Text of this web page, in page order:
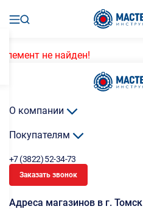
Элемент не найден!
О компании
Покупателям
+7 (3822) 52-34-73
Заказать звонок
Адреса магазинов в г. Томск